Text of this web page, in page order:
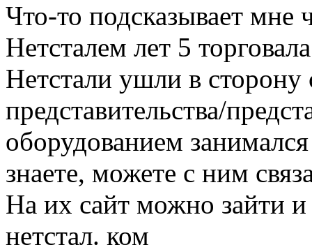
Что-то подсказывает мне
Нетсталем лет 5
Нетстали ушли в сторону
представительства/
оборудованием
знаете, можете с ним
На их сайт можно зайти
нетстал. ком